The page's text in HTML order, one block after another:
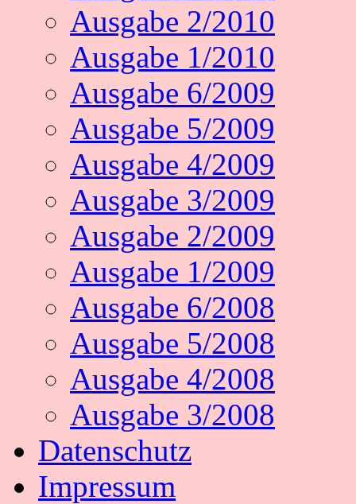
Ausgabe 2/2010
Ausgabe 1/2010
Ausgabe 6/2009
Ausgabe 5/2009
Ausgabe 4/2009
Ausgabe 3/2009
Ausgabe 2/2009
Ausgabe 1/2009
Ausgabe 6/2008
Ausgabe 5/2008
Ausgabe 4/2008
Ausgabe 3/2008
Datenschutz
Impressum